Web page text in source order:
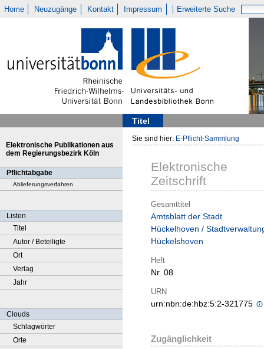
Home Neuzugänge Kontakt Impressum Erweiterte Suche
Titel
Elektronische Publikationen aus
dem Regierungsbezirk Köln
Pflichtabgabe
Ablieferungsverfahren
Listen
Titel
Autor / Beteiligte
Ort
Verlag
Jahr
Clouds
Schlagwörter
Orte
Sie sind hier: E-Pflicht-Sammlung
Elektronische
Zeitschrift
Gesamttitel
Amtsblatt der Stadt
Hückelhoven /
Hückelshoven
Heft
Nr. 08
URN
urn:nbn:de:hbz:5:2-321775
Zugänglichkeit